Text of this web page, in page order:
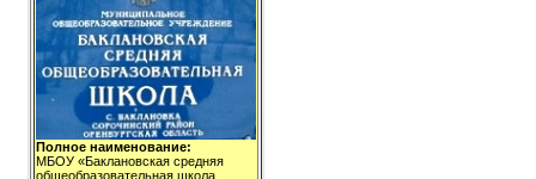
Полное наименование:
МБОУ «Баклановская средняя
общеобразовательная школа